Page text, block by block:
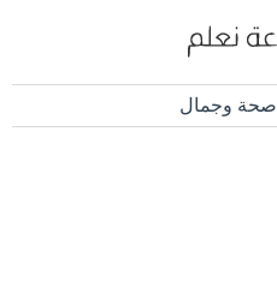
صحة وجمال